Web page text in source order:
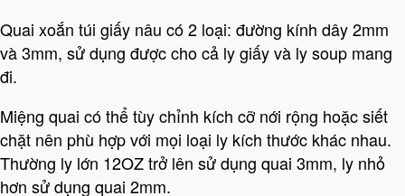
Quai xoắn túi giấy nâu có 2 loại: đường kính dây 2mm
và 3mm, sử dụng được cho cả ly giấy và ly soup mang
đi.
Miệng quai có thể tùy chỉnh kích cỡ nới rộng hoặc siết
chặt nên phù hợp với mọi loại ly kích thước khác nhau.
Thường ly lớn 12OZ trở lên sử dụng quai 3mm, ly nhỏ
hơn sử dụng quai 2mm.